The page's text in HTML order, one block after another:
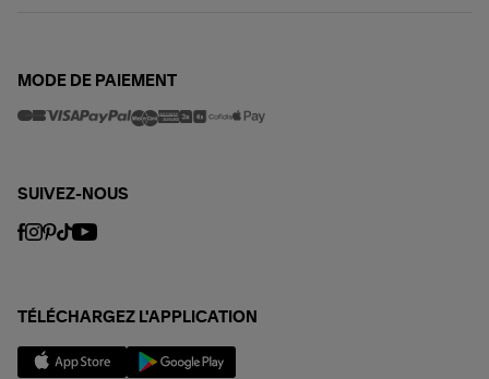
MODE DE PAIEMENT
SUIVEZ-NOUS
TÉLÉCHARGEZ L'APPLICATION